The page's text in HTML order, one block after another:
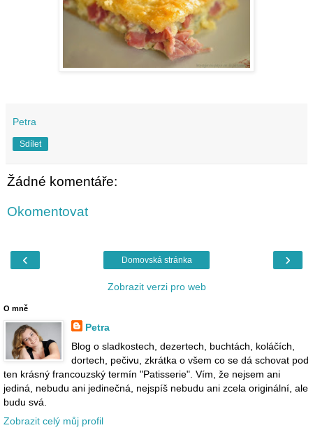
Petra
Sdílet
Žádné komentáře:
Okomentovat
‹ ›
Domovská stránka
Zobrazit verzi pro web
O mně
Petra
Blog o sladkostech, dezertech, buchtách, koláčích,
dortech, pečivu, zkrátka o všem co se dá schovat pod
ten krásný francouzský termín "Patisserie". Vím, že nejsem ani
jediná, nebudu ani jedinečná, nejspíš nebudu ani zcela originální, ale
budu svá.
Zobrazit celý můj profil